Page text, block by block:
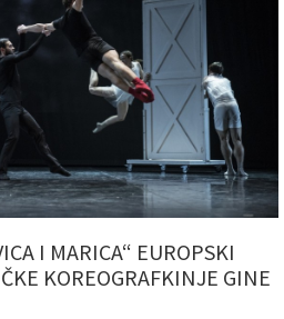
I MARICA“ EUROPSKI
KOREOGRAFKINJE GINE